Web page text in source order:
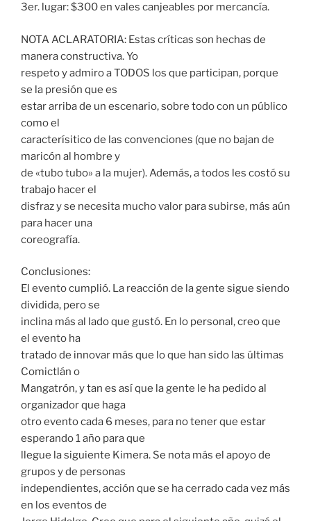
3er. lugar: $300 en vales canjeables por mercancía.
NOTA ACLARATORIA: Estas críticas son hechas de
manera constructiva. Yo
respeto y admiro a TODOS los que participan, porque
se la presión que es
estar arriba de un escenario, sobre todo con un público
como el
caracterísitico de las convenciones (que no bajan de
maricón al hombre y
de «tubo tubo» a la mujer). Además, a todos les costó su
trabajo hacer el
disfraz y se necesita mucho valor para subirse, más aún
para hacer una
coreografía.
Conclusiones:
El evento cumplió. La reacción de la gente sigue siendo
dividida, pero se
inclina más al lado que gustó. En lo personal, creo que
el evento ha
tratado de innovar más que lo que han sido las últimas
Comictlán o
Mangatrón, y tan es así que la gente le ha pedido al
organizador que haga
otro evento cada 6 meses, para no tener que estar
esperando 1 año para que
llegue la siguiente Kimera. Se nota más el apoyo de
grupos y de personas
independientes, acción que se ha cerrado cada vez más
en los eventos de